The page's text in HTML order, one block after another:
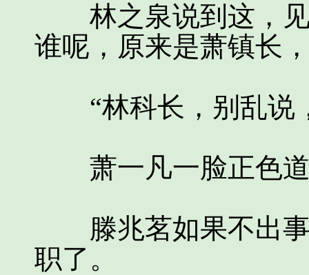
林之泉说到这，见
谁呢，原来是萧镇长
“林科长，别乱说
萧一凡一脸正色
滕兆茗如果不出事
职了。